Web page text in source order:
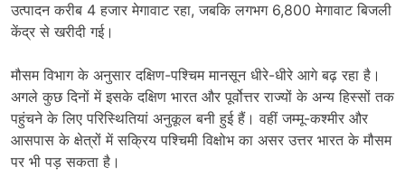
उत्पादन करीब 4 हजार मेगावाट रहा, जबकि लगभग 6,800 मेगावाट बिजली
केंद्र से खरीदी गई।
मौसम विभाग के अनुसार दक्षिण-पश्चिम मानसून धीरे-धीरे आगे बढ़ रहा है।
अगले कुछ दिनों में इसके दक्षिण भारत और पूर्वोत्तर राज्यों के अन्य हिस्सों तक
पहुंचने के लिए परिस्थितियां अनुकूल बनी हुई हैं। वहीं जम्मू-कश्मीर और
आसपास के क्षेत्रों में सक्रिय पश्चिमी विक्षोभ का असर उत्तर भारत के मौसम
पर भी पड़ सकता है।